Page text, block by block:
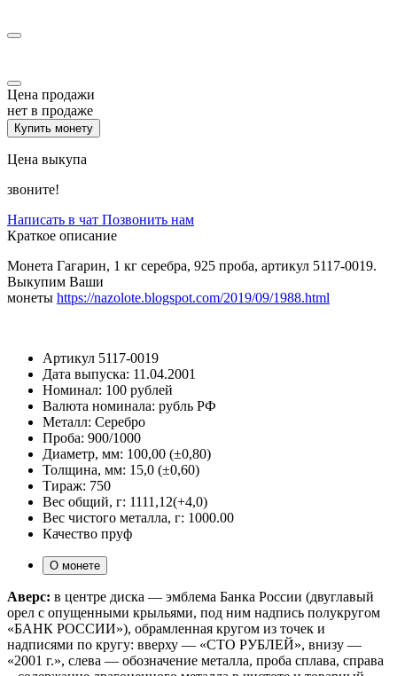
Цена продажи
нет в продаже
Купить монету
Цена выкупа
звоните!
Написать в чат Позвонить нам
Краткое описание
Монета Гагарин, 1 кг серебра, 925 проба, артикул 5117-0019.
Выкупим Ваши
монеты https://nazolote.blogspot.com/2019/09/1988.html
Артикул 5117-0019
Дата выпуска: 11.04.2001
Номинал: 100 рублей
Валюта номинала: рубль РФ
Металл: Серебро
Проба: 900/1000
Диаметр, мм: 100,00 (±0,80)
Толщина, мм: 15,0 (±0,60)
Тираж: 750
Вес общий, г: 1111,12(+4,0)
Вес чистого металла, г: 1000.00
Качество пруф
О монете
Аверс: в центре диска — эмблема Банка России (двуглавый
орел с опущенными крыльями, под ним надпись полукругом
«БАНК РОССИИ»), обрамленная кругом из точек и
надписями по кругу: вверху — «СТО РУБЛЕЙ», внизу —
«2001 г.», слева — обозначение металла, проба сплава, справа